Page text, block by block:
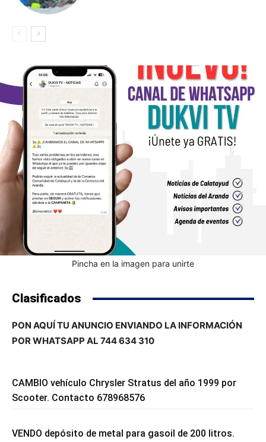
Pincha en la imagen para unirte
Clasificados
PON AQUÍ TU ANUNCIO ENVIANDO LA INFORMACIÓN
POR WHATSAPP AL 744 634 310
CAMBIO vehículo Chrysler Stratus del año 1999 por
Scooter. Contacto 678968576
VENDO depósito de metal para gasoil de 200 litros.